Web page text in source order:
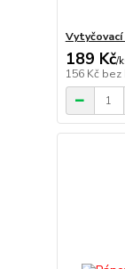
189 Kč/
156 Kč bez